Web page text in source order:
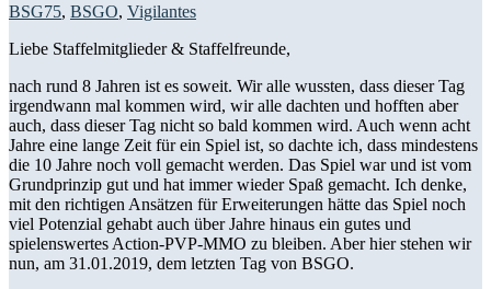
BSG75, BSGO, Vigilantes
Liebe Staffelmitglieder & Staffelfreunde,
nach rund 8 Jahren ist es soweit. Wir alle wussten, dass dieser Tag
irgendwann mal kommen wird, wir alle dachten und hofften aber
auch, dass dieser Tag nicht so bald kommen wird. Auch wenn acht
Jahre eine lange Zeit für ein Spiel ist, so dachte ich, dass mindestens
die 10 Jahre noch voll gemacht werden. Das Spiel war und ist vom
Grundprinzip gut und hat immer wieder Spaß gemacht. Ich denke,
mit den richtigen Ansätzen für Erweiterungen hätte das Spiel noch
viel Potenzial gehabt auch über Jahre hinaus ein gutes und
spielenswertes Action-PVP-MMO zu bleiben. Aber hier stehen wir
nun, am 31.01.2019, dem letzten Tag von BSGO.